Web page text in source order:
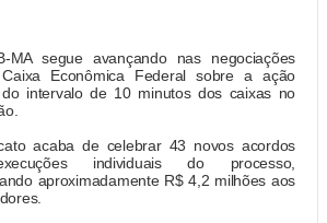
MA segue avançando nas negociações
Econômica Federal sobre a ação
do intervalo de 10 minutos dos caixas no
acaba de celebrar 43 novos acordos
individuais do processo,
aproximadamente R$ 4,2 milhões aos